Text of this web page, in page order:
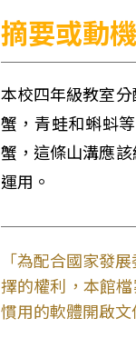
摘要或動機
本校四年級教室
蟹，青蛙和蝌蚪
蟹，這條山溝應
運用。
「為配合國家發
擇的權利，本館
慣用的軟體開啟文